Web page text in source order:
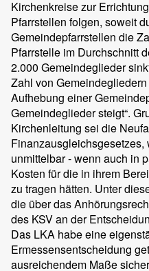
Kirchenkreise zur
Pfarrstellen folgen, soweit
Gemeindepfarrstellen die
Pfarrstelle im Durchschnitt
2.000 Gemeindeglieder
Zahl von
Aufhebung einer
Gemeindeglieder steigt“.
Kirchenleitung sei die
unmittelbar - wenn auch in
Kosten für die in ihrem
zu tragen hätten. Unter
die über das
des KSV an der
Das LKA habe eine
Ermessensentscheidung
ausreichendem Maße